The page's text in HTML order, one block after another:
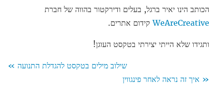
הכותב הינו יאיר ברגל, בעלים ודירקטור בהווה של חברת
WeAreCreativeקידום אתרים.
ותגידו שלא הייתי יצירתי בטקסט העוגן!
שילוב מילים בטקסט להגדלת התנועה »
« איך זה נראה לאחר פינגווין